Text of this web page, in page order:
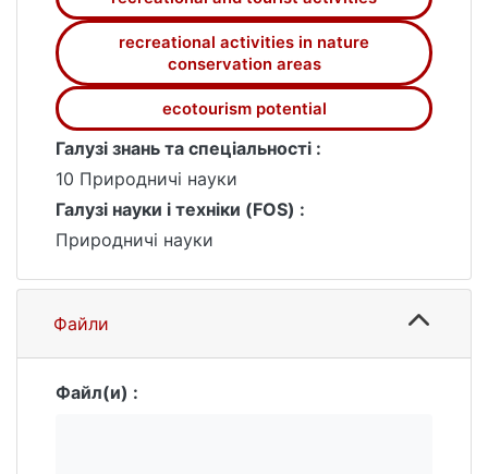
подано рекомендації щодо подальшого
розвитку та популяризації екотуризму на
території парку.
recreational activities in nature
conservation areas
ecotourism potential
Галузі знань та спеціальності :
10 Природничі науки
Галузі науки і техніки (FOS) :
Природничі науки
Файли
Файл(и) :